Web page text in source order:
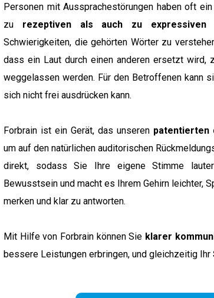
Personen mit Aussprachestörungen haben oft
zu rezeptiven als auch zu expressiven
Schwierigkeiten, die gehörten Wörter zu
dass ein Laut durch einen anderen ersetzt
weggelassen werden. Für den Betroffenen kann
sich nicht frei ausdrücken kann.
Forbrain ist ein Gerät, das unseren patentierten
um auf den natürlichen auditorischen
direkt, sodass Sie Ihre eigene Stimme
Bewusstsein und macht es Ihrem Gehirn leichter,
merken und klar zu antworten.
Mit Hilfe von Forbrain können Sie klarer
bessere Leistungen erbringen, und gleichzeitig Ihr